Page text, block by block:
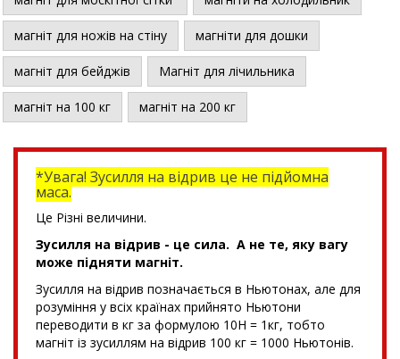
магніт для ножів на стіну магніти для дошки
магніт для бейджів Магніт для лічильника
магніт на 100 кг магніт на 200 кг
*Увага! Зусилля на відрив це не підйомна
маса.
Це Різні величини.
Зусилля на відрив - це сила. А не те, яку вагу
може підняти магніт.
Зусилля на відрив позначається в Ньютонах, але для
розуміння у всіх країнах прийнято Ньютони
переводити в кг за формулою 10Н = 1кг, тобто
магніт із зусиллям на відрив 100 кг = 1000 Ньютонів.